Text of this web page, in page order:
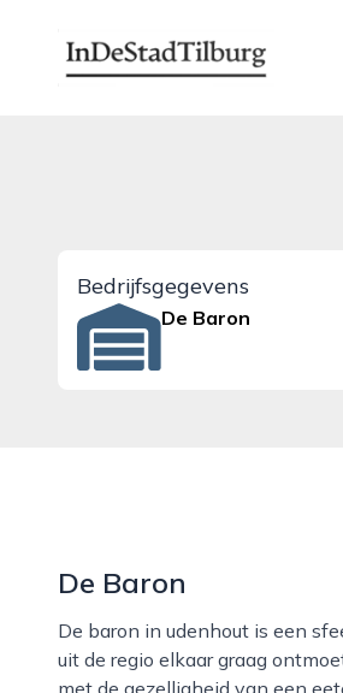
indestadtilburg.nl
Bedrijfsgegevens
De Baron
De Baron
De baron in udenhout is een sfeervolle horecagelegenheid waar bewoners uit het dorp en bezoekers
uit de regio elkaar graag
met de gezelligheid van een